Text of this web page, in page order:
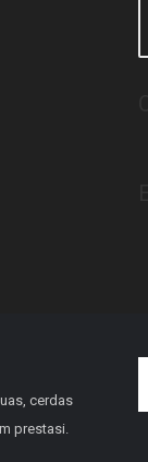
cerdas
prestasi.